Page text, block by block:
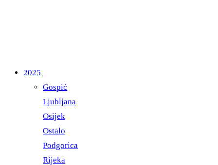
2025
Gospić
Ljubljana
Osijek
Ostalo
Podgorica
Rijeka